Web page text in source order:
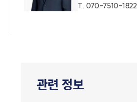
T. 070-7510-1822
관련 정보